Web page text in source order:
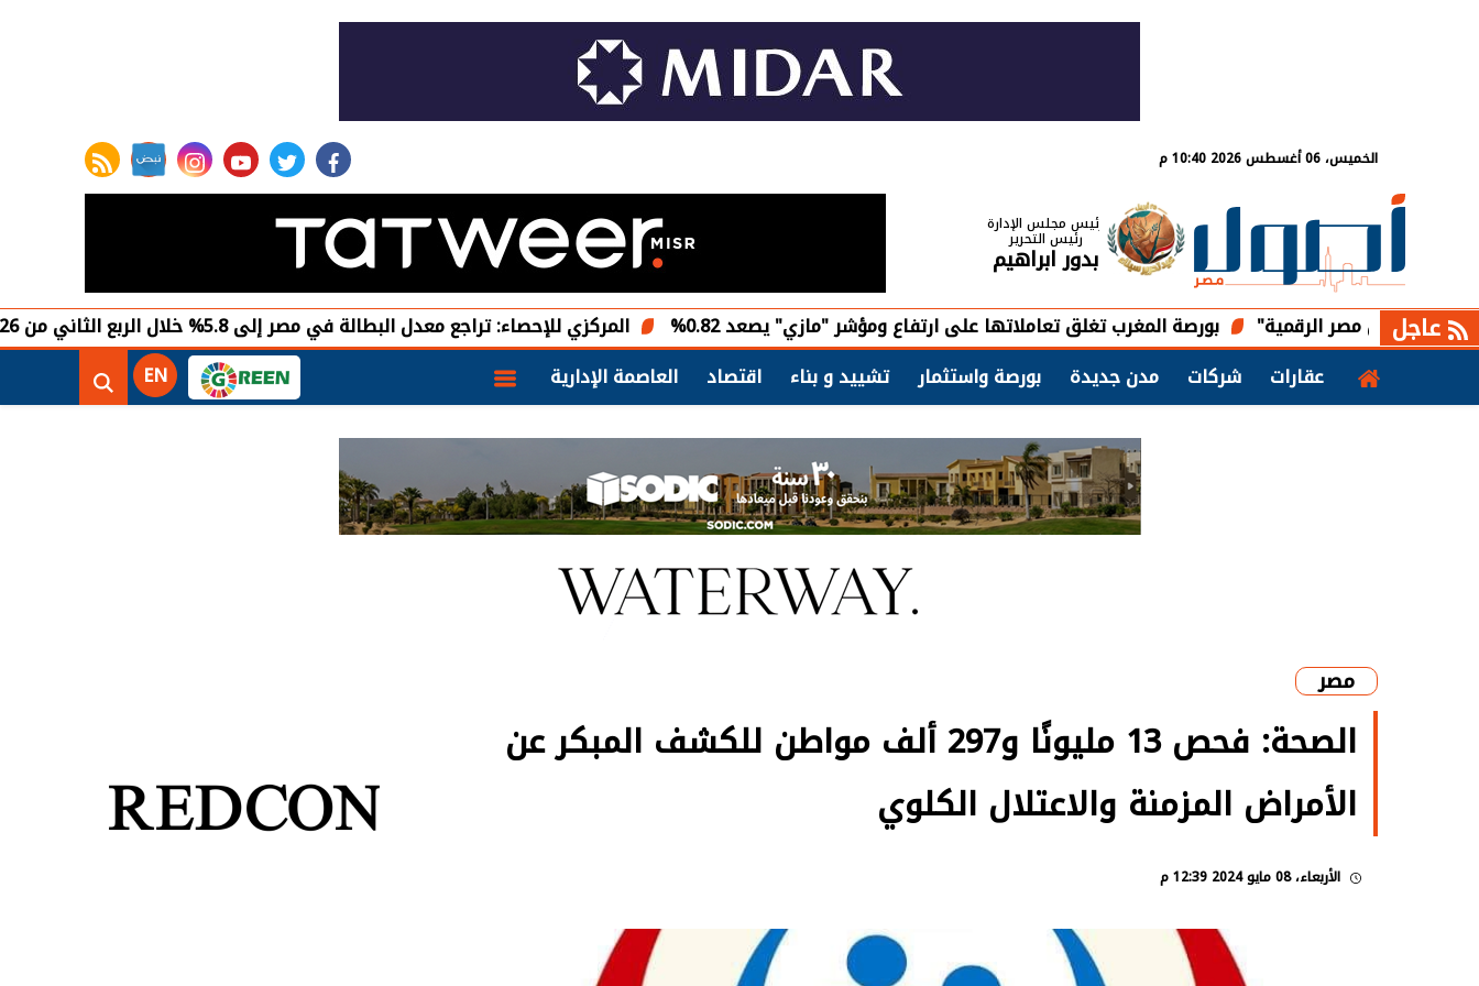
الخميس، 06 أغسطس 2026 10:40 م facebook
twitter
youtube
instagram
rss feed
رئيس مجلس الإدارة
رئيس التحرير
بدور ابراهيم
عاجل المركزي للإحصاء: تراجع معدل البطالة في مصر إلى 5.8% خلال الربع الثاني من 2026 بورصة المغرب تغلق تعاملاتها على ارتفاع ومؤشر "مازي" يصعد 0.82%
مصر الرقمية"
عقارات
شركات مدن جديدة بورصة واستثمار تشييد و بناء اقتصاد العاصمة الإدارية EN
مصر
الصحة: فحص 13 مليونًا و297 ألف مواطن للكشف المبكر عن
الأمراض المزمنة والاعتلال الكلوي
الأربعاء، 08 مايو 2024 12:39 م